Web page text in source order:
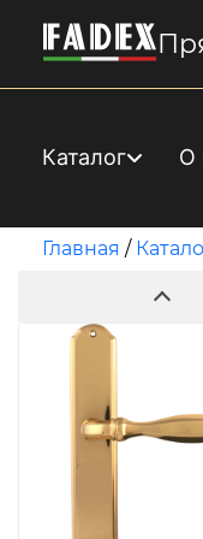
Каталог О
Главная /